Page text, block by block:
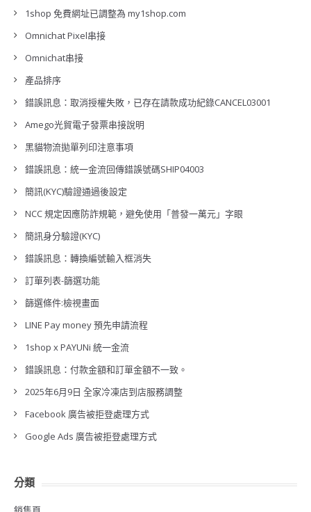
1shop 免費網址已調整為 my1shop.com
Omnichat Pixel串接
Omnichat串接
產品排序
錯誤訊息：取消授權失敗，已存在請款成功紀錄CANCEL03001
Amego光貿電子發票串接說明
黑貓物流拋單列印注意事項
錯誤訊息：統一金流回傳錯誤號碼SHIP04003
簡訊(KYC)驗證通過後設定
NCC 規定因應防詐規範，避免使用「普發一萬元」字眼
簡訊身分驗證(KYC)
錯誤訊息：轉換編號輸入框消失
訂單列表-篩選功能
篩選條件:檢視畫面
LINE Pay money 預先申請流程
1shop x PAYUNi 統一金流
錯誤訊息：付款金額和訂單金額不一致。
2025年6月9日 全家冷凍店到店服務調整
Facebook 廣告被拒登處理方式
Google Ads 廣告被拒登處理方式
分類